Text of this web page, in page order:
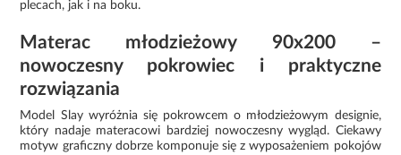
plecach, jak i na boku.
Materac młodzieżowy 90x200 –
nowoczesny pokrowiec i praktyczne
rozwiązania
Model Slay wyróżnia się pokrowcem o młodzieżowym designie,
który nadaje materacowi bardziej nowoczesny wygląd. Ciekawy
motyw graficzny dobrze komponuje się z wyposażeniem pokojów